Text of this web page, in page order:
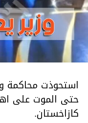
استحوذت محاكمة
حتى الموت على
كازاخستان.